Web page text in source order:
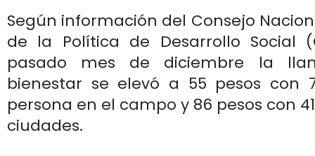
Según información del Consejo
de la Política de Desarrollo Social
pasado mes de diciembre la
bienestar se elevó a 55 pesos con
persona en el campo y 86 pesos con
ciudades.